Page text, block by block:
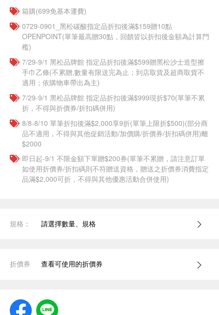
箱購(699免基本運費)
0729-0901_黑松碳酸指定品折扣後滿$159贈10點
OPENPOINT(單筆最高贈30點，回饋皆以折扣後金額為計算門
檻)
7/29-9/1 黑松品牌館 指定品折扣後滿$599贈黑松沙士造型擦
手巾乙條(不累贈,數量有限送完為止；到店取貨及超商取貨不
適用；依購物車帶出為主)
7/29-9/1 黑松品牌館 指定品折扣後滿$999現折$70(單筆不累
折，不得與折價券/折扣碼併用)
8/8-8/10 單筆折扣後滿$2,000享9折(單筆上限折$500)(部分商
品不適用，不得與其他促銷活動/加價購/折價券/折扣碼併用)離
$2000
即日起-9/1 不限金額下單贈$200券(單筆不累贈，請注意訂單
如使用折價券/折扣碼則不符贈送資格，贈送之折價券消費指定
品滿$2,000可折，不得與其他優惠活動合併使用)
規格： 請選擇數量、規格
折價券 查看可使用的折價券